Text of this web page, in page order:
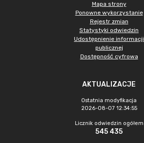
Mapa strony
Ponowne wykorzystanie
Rejestr zmian
Statystyki odwiedzin
Udostępnienie informacji
publicznej
Dostępność cyfrowa
AKTUALIZACJE
Ostatnia modyfikacja
2026-08-07 12:34:55
Licznik odwiedzin ogółem
545 435